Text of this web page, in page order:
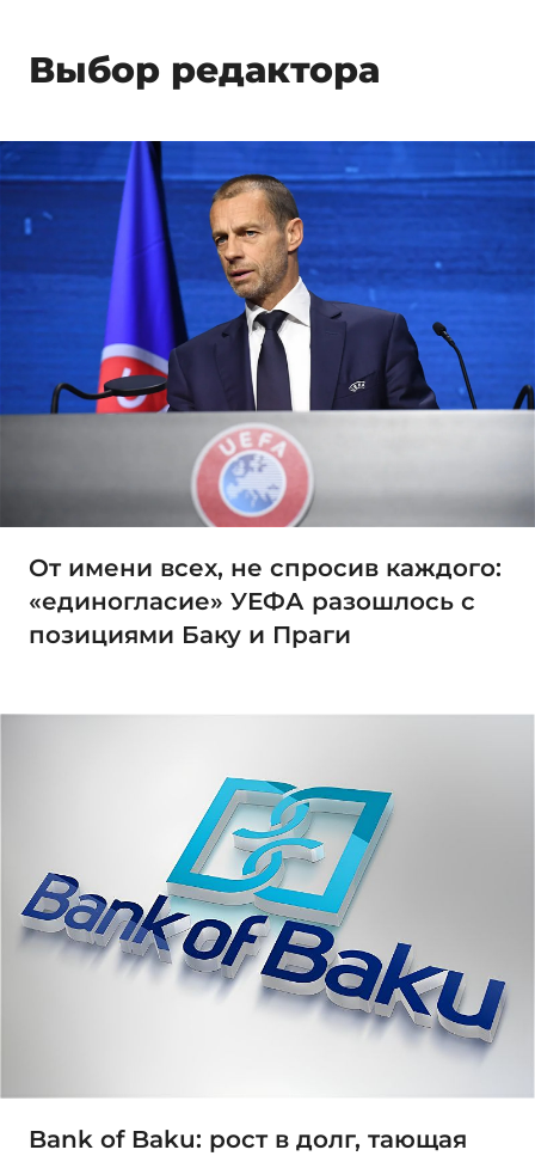
Выбор редактора
От имени всех, не спросив каждого:
«единогласие» УЕФА разошлось с
позициями Баку и Праги
Bank of Baku: рост в долг, тающая